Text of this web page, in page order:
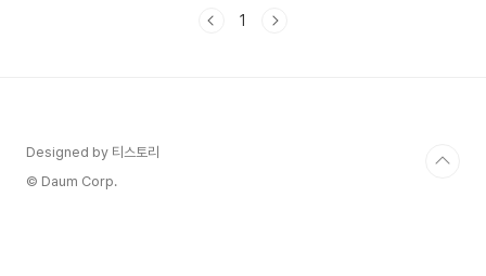
습니다. 카드사별 변경방법과 혜택 알아보자. 카드사별 변경방법 알아보기 카
1
Designed by 티스토리
© Daum Corp.